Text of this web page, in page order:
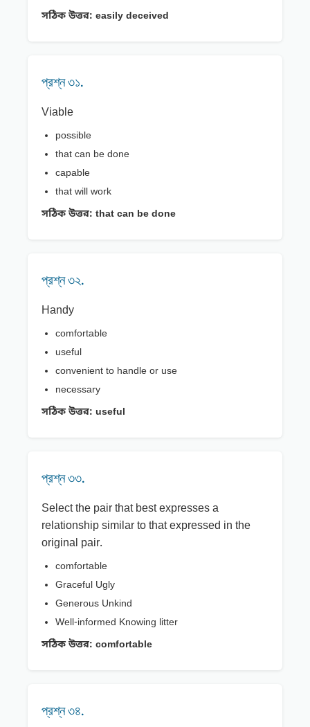
সঠিক উত্তর: easily deceived
প্রশ্ন ৩১.
Viable
possible
that can be done
capable
that will work
সঠিক উত্তর: that can be done
প্রশ্ন ৩২.
Handy
comfortable
useful
convenient to handle or use
necessary
সঠিক উত্তর: useful
প্রশ্ন ৩৩.
Select the pair that best expresses a
relationship similar to that expressed in the
original pair.
comfortable
Graceful Ugly
Generous Unkind
Well-informed Knowing litter
সঠিক উত্তর: comfortable
প্রশ্ন ৩৪.